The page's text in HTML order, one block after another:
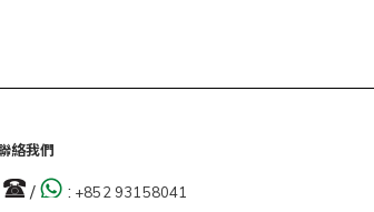
絡我們
/ : +852 93158041